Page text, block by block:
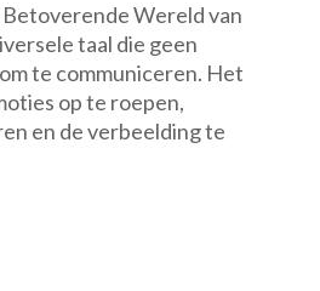
Magische
Wereld
van
Kunst:
Een
Wereld van
taal die geen
te communiceren. Het
op te roepen,
en de verbeelding te